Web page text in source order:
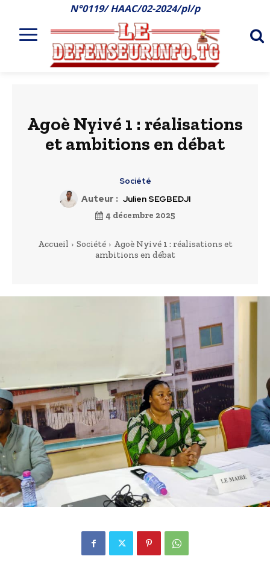
N°0119/ HAAC/02-2024/pl/p
Agoè Nyivé 1 : réalisations
et ambitions en débat
Société
Auteur : Julien SEGBEDJI
4 décembre 2025
Accueil Société
Agoè Nyivé 1 : réalisations et
ambitions en débat